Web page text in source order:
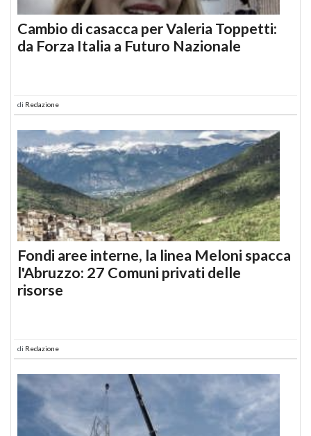
Cambio di casacca per Valeria Toppetti:
da Forza Italia a Futuro Nazionale
di Redazione
Fondi aree interne, la linea Meloni spacca
l'Abruzzo: 27 Comuni privati delle
risorse
di Redazione